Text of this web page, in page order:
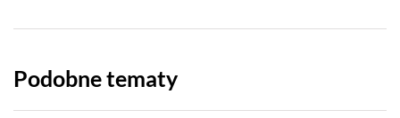
Podobne tematy